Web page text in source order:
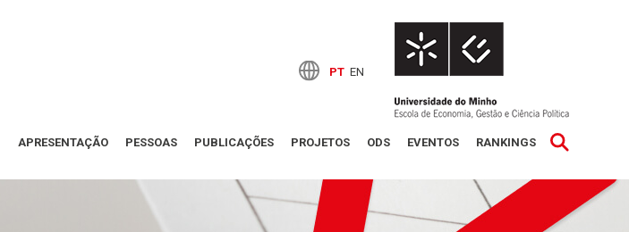
PT EN
APRESENTAÇÃO PESSOAS PUBLICAÇÕES PROJETOS ODS EVENTOS RANKINGS